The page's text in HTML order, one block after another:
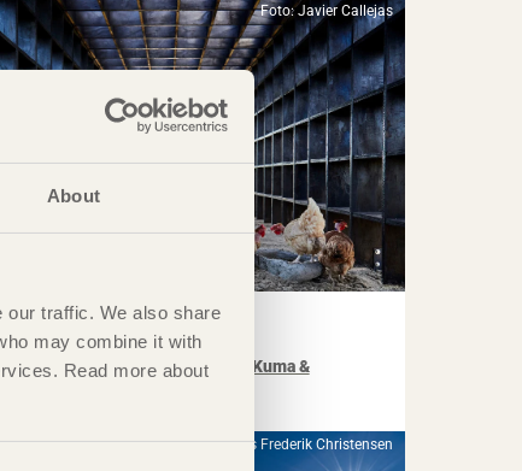
About
our traffic. We also share
may combine it with
Read more about
Foto: Javier Callejas
reden i väggen
Wabii Oaxaca, Mexiko avKengo Kuma &
Foto: Mads Frederik Christensen